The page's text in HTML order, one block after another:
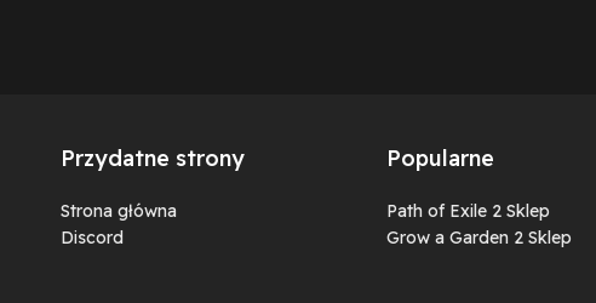
Przydatne strony
Strona główna
Discord
Popularne
Path of Exile 2 Sklep
Grow a Garden 2 Sklep